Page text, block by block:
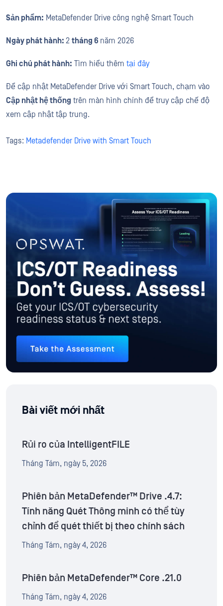
Sản phẩm: MetaDefender Drive công nghệ Smart Touch
Ngày phát hành: 2 tháng 6 năm 2026
Ghi chú phát hành: Tìm hiểu thêm tại đây
Để cập nhật MetaDefender Drive với Smart Touch, chạm vào
Cập nhật hệ thống trên màn hình chính để truy cập chế độ
xem cập nhật tập trung.
Tags: Metadefender Drive with Smart Touch
Bài viết mới nhất
Rủi ro của IntelligentFILE
Tháng Tám, ngày 5, 2026
Phiên bản MetaDefender™ Drive .4.7:
Tính năng Quét Thông minh có thể tùy
chỉnh để quét thiết bị theo chính sách
Tháng Tám, ngày 4, 2026
Phiên bản MetaDefender™ Core .21.0
Tháng Tám, ngày 4, 2026